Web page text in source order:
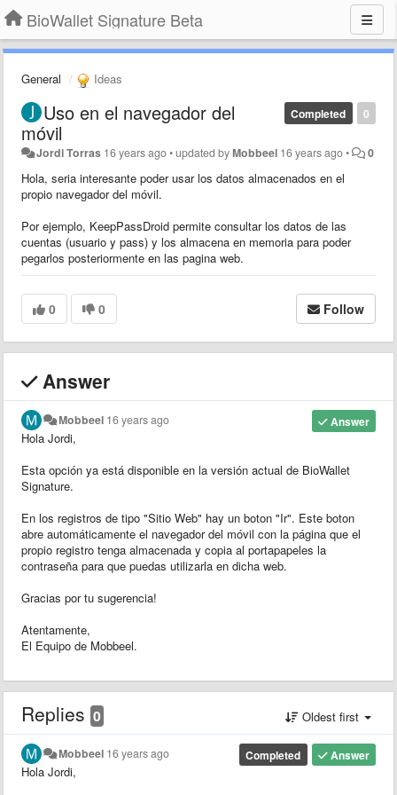
BioWallet Signature Beta
General Ideas
0
Completed
Uso en el navegador del
móvil
Jordi Torras 16 years ago•updated byMobbeel 16 years ago• 0
Hola, seria interesante poder usar los datos almacenados en el
propio navegador del móvil.
Por ejemplo, KeepPassDroid permite consultar los datos de las
cuentas (usuario y pass) y los almacena en memoria para poder
pegarlos posteriormente en las pagina web.
0 0 Follow
Answer
Answer
Mobbeel 16 years ago
Hola Jordi,
Esta opción ya está disponible en la versión actual de BioWallet
Signature.
En los registros de tipo "Sitio Web" hay un boton "Ir". Este boton
abre automáticamente el navegador del móvil con la página que el
propio registro tenga almacenada y copia al portapapeles la
contraseña para que puedas utilizarla en dicha web.
Gracias por tu sugerencia!
Atentamente,
El Equipo de Mobbeel.
Replies 0 Oldest first
Answer
Completed
Mobbeel 16 years ago
Hola Jordi,